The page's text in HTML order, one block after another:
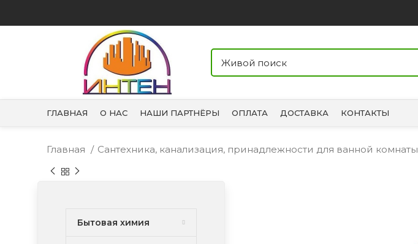
ГЛАВНАЯ О НАС НАШИ ПАРТНЁРЫ ОПЛАТА ДОСТАВКА КОНТАКТЫ
Главная Сантехника, канализация, принадлежности для ванной комнаты
Бытовая химия